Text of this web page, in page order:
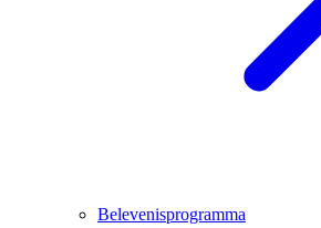
Belevenisprogramma